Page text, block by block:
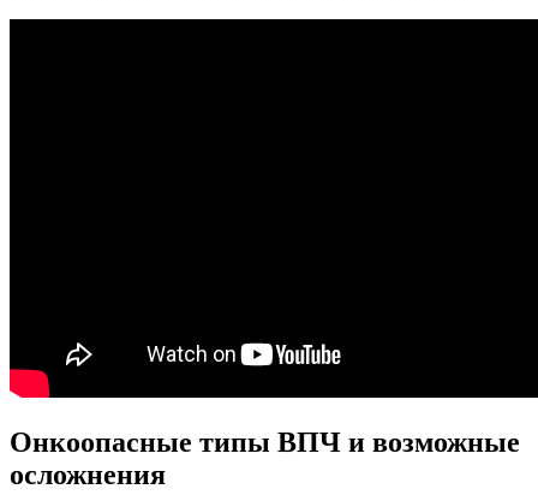
Онкоопасные типы ВПЧ и возможные
осложнения